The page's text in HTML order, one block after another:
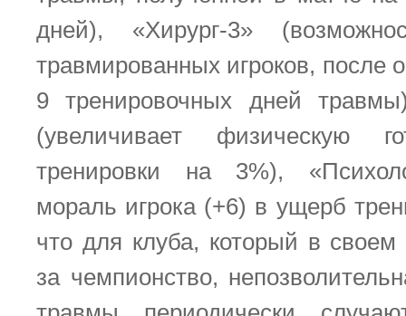
дней), «Хирург-3»
травмированных игроков, после
9 тренировочных дней
(увеличивает физическую
тренировки на 3%),
мораль игрока (+6) в ущерб
что для клуба, который в
за чемпионство,